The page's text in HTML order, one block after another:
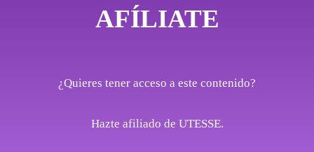
AFÍLIATE
¿Quieres tener acceso a este contenido?
Hazte afiliado de UTESSE.